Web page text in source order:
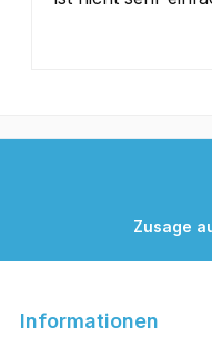
Zusage
Informationen